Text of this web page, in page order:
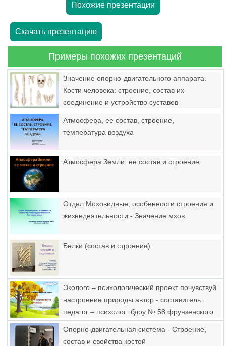
Похожие презентации
Скачать презентацию
Примеры похожих презентаций
Значение опорно-двигательного аппарата.
Кости человека: строение, состав их
соединение и устройство суставов
Атмосфера, ее состав, строение,
температура воздуха
Атмосфера Земли: ее состав и строение
Отдел Моховидные, особенности строения и
жизнедеятельности - Значение мхов
Белки (состав и строение)
Эколого – психологический проект почувствуй
настроение природы автор - составитель :
педагог – психолог гбдоу № 58 фрунзенского
2017 Г
Опорно-двигательная система - Строение,
состав и свойства костей